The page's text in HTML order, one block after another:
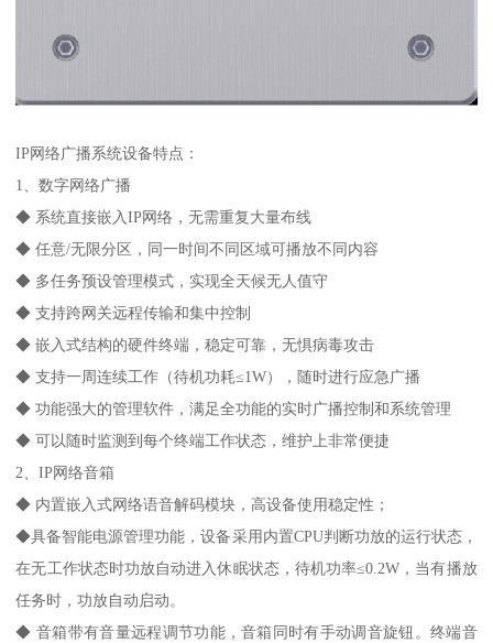
IP网络广播系统设备特点：
1、数字网络广播
◆ 系统直接嵌入IP网络，无需重复大量布线
◆ 任意/无限分区，同一时间不同区域可播放不同内容
◆ 多任务预设管理模式，实现全天候无人值守
◆ 支持跨网关远程传输和集中控制
◆ 嵌入式结构的硬件终端，稳定可靠，无惧病毒攻击
◆ 支持一周连续工作（待机功耗≤1W），随时进行应急广播
◆ 功能强大的管理软件，满足全功能的实时广播控制和系统管理
◆ 可以随时监测到每个终端工作状态，维护上非常便捷
2、IP网络音箱
◆ 内置嵌入式网络语音解码模块，高设备使用稳定性；
◆具备智能电源管理功能，设备采用内置CPU判断功放的运行状态，
在无工作状态时功放自动进入休眠状态，待机功率≤0.2W，当有播放
任务时，功放自动启动。
◆ 音箱带有音量远程调节功能，音箱同时有手动调音旋钮。终端音